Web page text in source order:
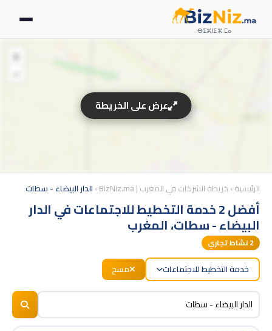
ⴱⵉⵣⵏⵉⵣ.ⵎⴰ
الرئيسية› خريطة الشركات في المغرب | BizNiz.ma › الدار البيضاء - سطات
أفضل 2 خدمة التخطيط للاجتماعات في الدار
البيضاء - سطات، المغرب
2نشاط تجاري
خدمة التخطيط للاجتماعات مسح
+
BizNiz.ma
عرض على الخريطة